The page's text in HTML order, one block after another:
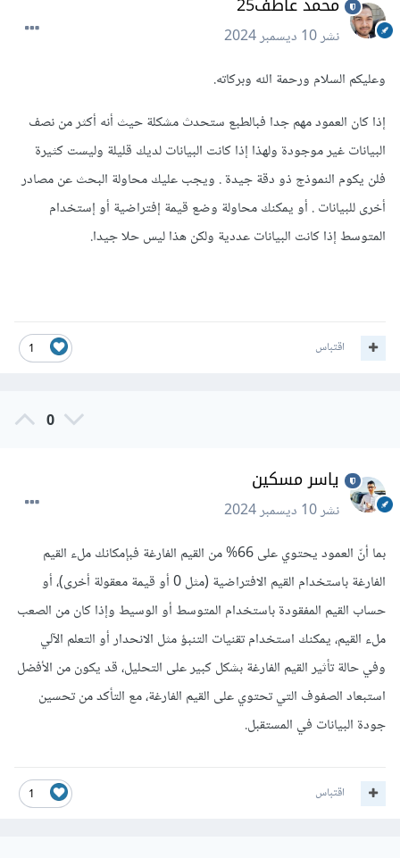
نشر10 ديسمبر 2024
وعليكم السلام ورحمة الله وبركاته.
إذا كان العمود مهم جدا فبالطبع ستحدث مشكلة حيث أنه أكثر من نصف
البيانات غير موجودة ولهذا إذا كانت البيانات لديك قليلة وليست كثيرة
فلن يكوم النموذج ذو دقة جيدة . ويجب عليك محاولة البحث عن مصادر
أخرى للبيانات . أو يمكنك محاولة وضع قيمة إفتراضية أو إستخدام
المتوسط إذا كانت البيانات عددية ولكن هذا ليس حلا جيدا.
1 اقتباس
0
ياسر مسكين
نشر10 ديسمبر 2024
بما أنّ العمود يحتوي على 66% من القيم الفارغة فبإمكانك ملء القيم
الفارغة باستخدام القيم الافتراضية (مثل 0 أو قيمة معقولة أخرى)، أو
حساب القيم المفقودة باستخدام المتوسط أو الوسيط وإذا كان من الصعب
ملء القيم، يمكنك استخدام تقنيات التنبؤ مثل الانحدار أو التعلم الآلي
وفي حالة تأثير القيم الفارغة بشكل كبير على التحليل، قد يكون من الأفضل
استبعاد الصفوف التي تحتوي على القيم الفارغة، مع التأكد من تحسين
جودة البيانات في المستقبل.
1 اقتباس